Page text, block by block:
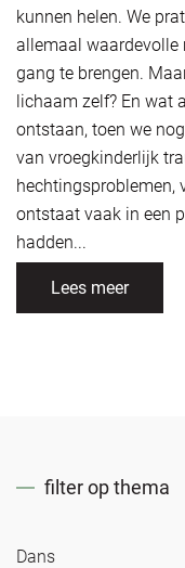
kunnen helen. We
allemaal waardevolle
gang te brengen.
lichaam zelf? En wat
ontstaan, toen we
van vroegkinderlijk
ontstaat vaak in een
hadden...
Lees meer
filter op thema
Dans